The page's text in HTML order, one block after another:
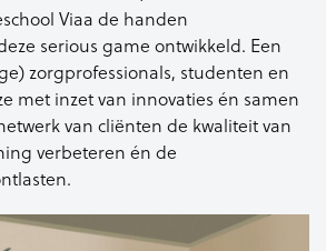
Viaa de handen
serious game ontwikkeld. Een
zorgprofessionals, studenten en
met inzet van innovaties én samen
van cliënten de kwaliteit van
verbeteren én de